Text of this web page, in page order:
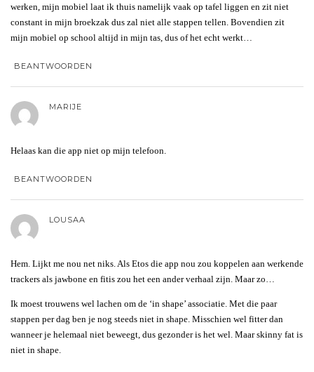
werken, mijn mobiel laat ik thuis namelijk vaak op tafel liggen en zit niet
constant in mijn broekzak dus zal niet alle stappen tellen. Bovendien zit
mijn mobiel op school altijd in mijn tas, dus of het echt werkt…
BEANTWOORDEN
MARIJE
Helaas kan die app niet op mijn telefoon.
BEANTWOORDEN
LOUSAA
Hem. Lijkt me nou net niks. Als Etos die app nou zou koppelen aan werkende
trackers als jawbone en fitis zou het een ander verhaal zijn. Maar zo…
Ik moest trouwens wel lachen om de ‘in shape’ associatie. Met die paar
stappen per dag ben je nog steeds niet in shape. Misschien wel fitter dan
wanneer je helemaal niet beweegt, dus gezonder is het wel. Maar skinny fat is
niet in shape.